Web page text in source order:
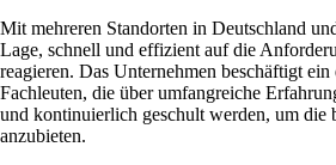
Mit mehreren Standorten in Deutschland
Lage, schnell und effizient auf die
reagieren. Das Unternehmen beschäftigt ein
Fachleuten, die über umfangreiche
und kontinuierlich geschult werden, um die
anzubieten.